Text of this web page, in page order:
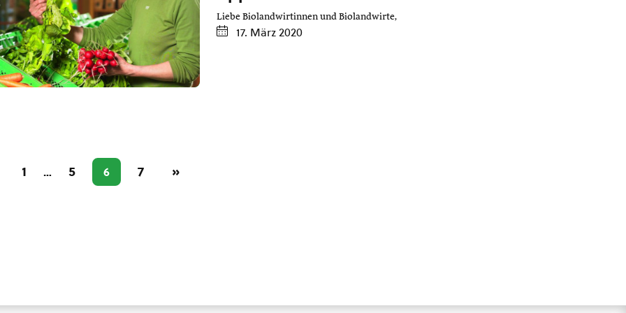
Liebe Biolandwirtinnen und Biolandwirte,
17. März 2020
1 … 5 6 7 »